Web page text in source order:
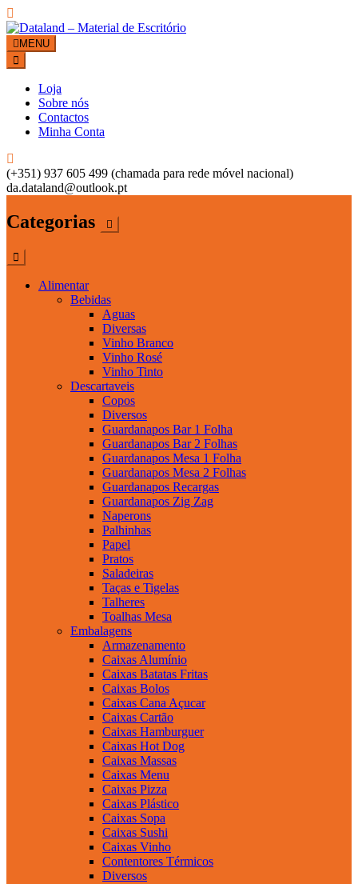
Skip
to
content
Dataland – Material de Escritório
Material de Escritório
MENU
Loja
Sobre nós
Contactos
Minha Conta
(+351) 937 605 499 (chamada para rede móvel nacional)
da.dataland@outlook.pt
Categorias
Alimentar
Bebidas
Aguas
Diversas
Vinho Branco
Vinho Rosé
Vinho Tinto
Descartaveis
Copos
Diversos
Guardanapos Bar 1 Folha
Guardanapos Bar 2 Folhas
Guardanapos Mesa 1 Folha
Guardanapos Mesa 2 Folhas
Guardanapos Recargas
Guardanapos Zig Zag
Naperons
Palhinhas
Papel
Pratos
Saladeiras
Taças e Tigelas
Talheres
Toalhas Mesa
Embalagens
Armazenamento
Caixas Alumínio
Caixas Batatas Fritas
Caixas Bolos
Caixas Cana Açucar
Caixas Cartão
Caixas Hamburguer
Caixas Hot Dog
Caixas Massas
Caixas Menu
Caixas Pizza
Caixas Plástico
Caixas Sopa
Caixas Sushi
Caixas Vinho
Contentores Térmicos
Diversos